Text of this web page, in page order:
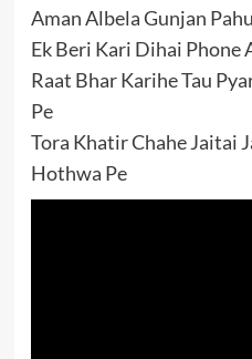
Aman Albela Gunjan
Ek Beri Kari Dihai Phone
Raat Bhar Karihe Tau
Pe
Tora Khatir Chahe Jaitai
Hothwa Pe